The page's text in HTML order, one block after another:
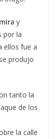
y
por la
ellos fue a
produjo
tanto la
de los
la calle